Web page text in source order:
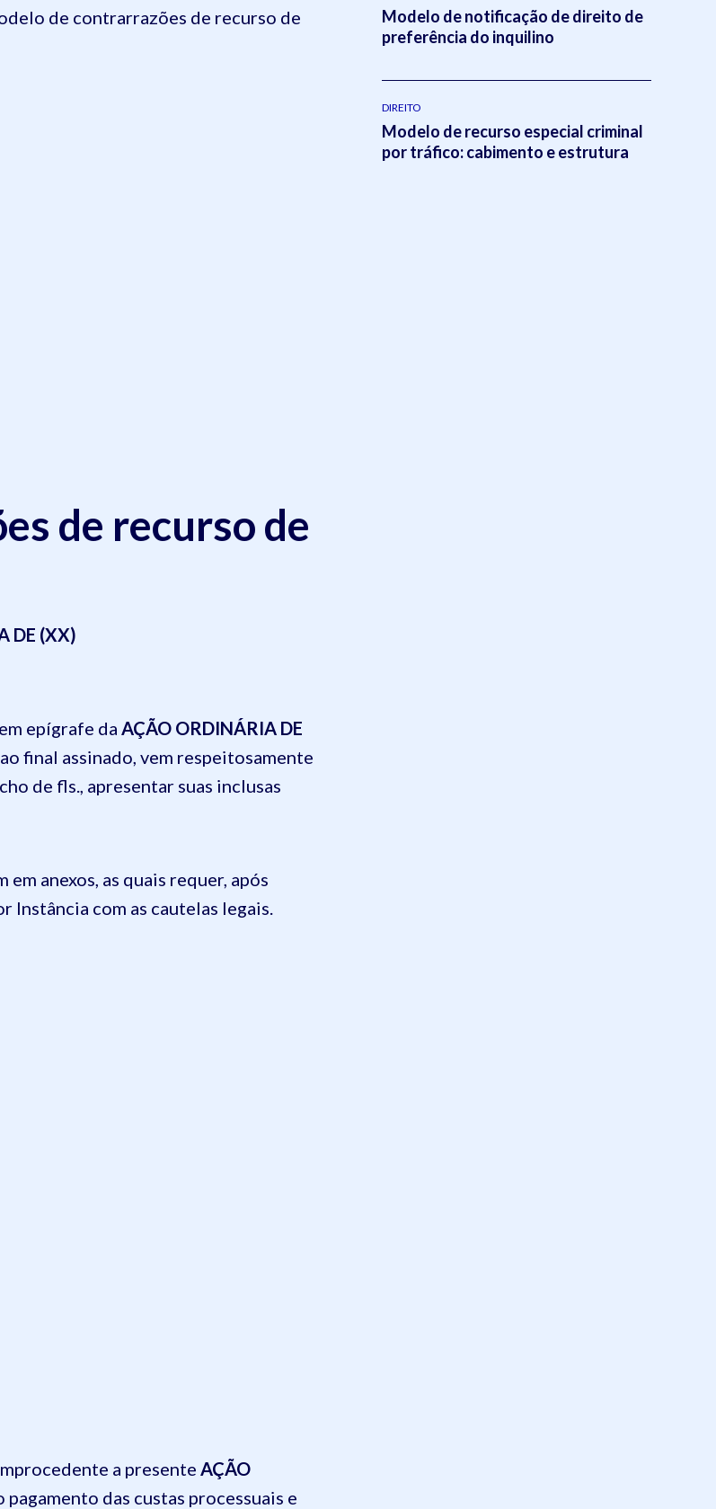
de contrarrazões de recurso de
de recurso de
DE (XX)
epígrafe da AÇÃO ORDINÁRIA DE
final assinado, vem respeitosamente
de fls., apresentar suas inclusas
anexos, as quais requer, após
Instância com as cautelas legais.
a presente AÇÃO
pagamento das custas processuais e
Modelo de notificação de direito de
preferência do inquilino
DIREITO
Modelo de recurso especial criminal
por tráfico: cabimento e estrutura